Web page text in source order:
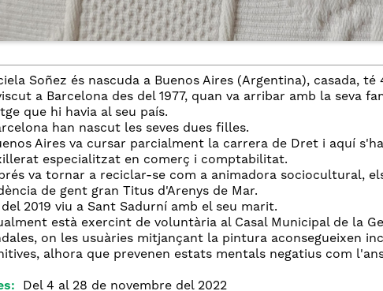
Soñez és nascuda a Buenos Aires (Argentina), casada,
a Barcelona des del 1977, quan va arribar amb la
que hi havia al seu país.
han nascut les seves dues filles.
Aires va cursar parcialment la carrera de Dret i aquí
especialitzat en comerç i comptabilitat.
va tornar a reciclar-se com a animadora sociocultural,
de gent gran Titus d'Arenys de Mar.
del 2019 viu a Sant Sadurní amb el seu marit.
està exercint de voluntària al Casal Municipal de la
on les usuàries mitjançant la pintura aconsegueixen
alhora que prevenen estats mentals negatius com
Del 4 al 28 de novembre del 2022